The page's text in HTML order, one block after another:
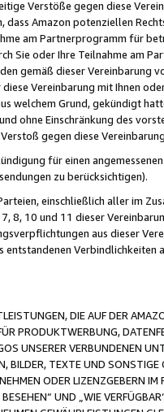
Verstöße gegen diese
dass Amazon potenziellen
am Partnerprogramm für
Sie oder Ihre Teilnahme am
gemäß dieser
Vereinbarung mit Ihnen
welchem Grund, gekündigt
ohne Einschränkung des
gegen diese
für einen
zu berücksichtigen).
einschließlich aller im
8, 10 und 11 dieser
aus dieser
Verbindlichkeiten
DIE AUF DER
PRODUKTWERBUNG,
UNSERER VERBUNDENEN
TEXTE UND
ODER LIZENZGEBERN
UND „WIE